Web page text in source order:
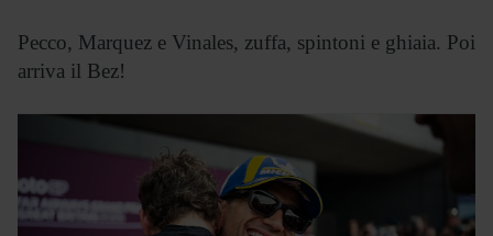
Pecco, Marquez e Vinales, zuffa, spintoni e ghiaia. Poi
arriva il Bez!